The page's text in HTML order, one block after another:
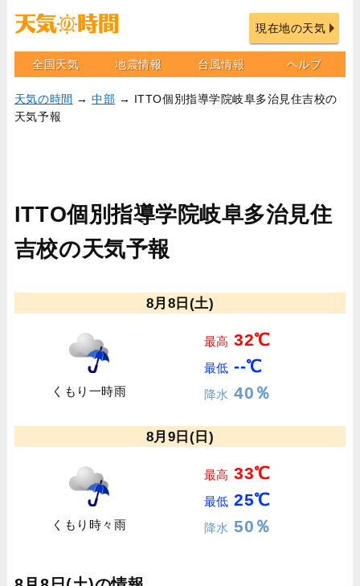
現在地の天気
全国天気 地震情報 台風情報 ヘルプ
天気の時間 →中部 → ITTO個別指導学院岐阜多治見住吉校の
天気予報
ITTO個別指導学院岐阜多治見住
吉校の天気予報
8月8日(土)
くもり一時雨
最高 32℃
最低 --℃
降水 40％
8月9日(日)
くもり時々雨
最高 33℃
最低 25℃
降水 50％